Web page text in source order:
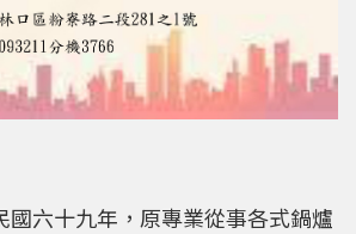
國六十九年，原專業從事各式鍋爐